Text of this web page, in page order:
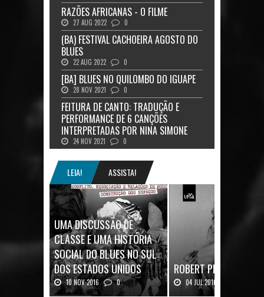
RAZÕES AFRICANAS - O FILME
27 AUG 2022 0
(BA) FESTIVAL CACHOEIRA AGOSTO DO
BLUES
22 AUG 2022 0
[BA] BLUES NO QUILOMBO DO IGUAPE
28 NOV 2021 0
FEITURA DE CANTO: TRADUÇÃO E
PERFORMANCE DE 6 CANÇÕES
INTERPRETADAS POR NINA SIMONE
24 NOV 2021 0
LEIA! ASSISTA!
UMA DISCUSSÃO DE
CLASSE E UMA HISTÓRIA
SOCIAL DO BLUES NO SUL
DOS ESTADOS UNIDOS
10 NOV 2016 0
Mais uma ótima oportunidade de
ROBERT PLANT: UMA
04 JUL 2016
Robert Plant, o vocalista do